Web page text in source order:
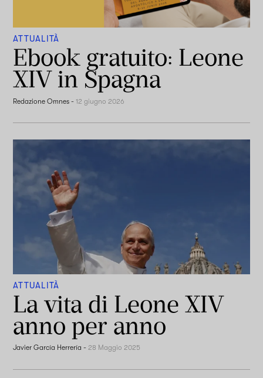
ATTUALITÀ
Ebook gratuito: Leone
XIV in Spagna
Redazione Omnes -12 giugno 2026
ATTUALITÀ
La vita di Leone XIV
anno per anno
Javier García Herrería -28 Maggio 2025